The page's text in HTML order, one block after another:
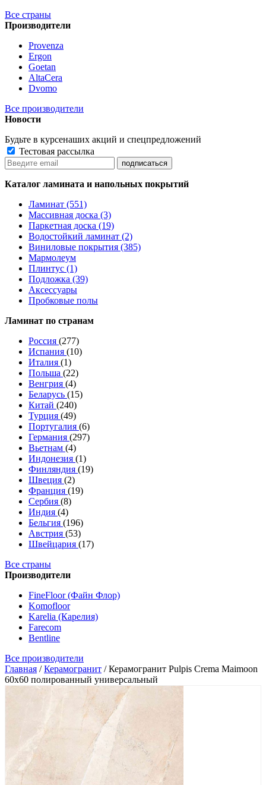
Все страны
Производители
Provenza
Ergon
Goetan
AltaСera
Dvomo
Все производители
Новости
Будьте в курсенаших акций и спецпредложений
Тестовая рассылка
Каталог ламината и напольных покрытий
Ламинат (551)
Массивная доска (3)
Паркетная доска (19)
Водостойкий ламинат (2)
Виниловые покрытия (385)
Мармолеум
Плинтус (1)
Подложка (39)
Аксессуары
Пробковые полы
Ламинат по странам
Россия (277)
Испания (10)
Италия (1)
Польша (22)
Венгрия (4)
Беларусь (15)
Китай (240)
Турция (49)
Португалия (6)
Германия (297)
Вьетнам (4)
Индонезия (1)
Финляндия (19)
Швеция (2)
Франция (19)
Сербия (8)
Индия (4)
Бельгия (196)
Австрия (53)
Швейцария (17)
Все страны
Производители
FineFloor (Файн Флор)
Komofloor
Karelia (Карелия)
Farecom
Bentline
Все производители
Главная /Керамогранит /Керамогранит Pulpis Crema Maimoon
60x60 полированный универсальный